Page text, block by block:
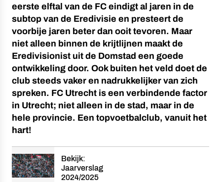
eerste elftal van de FC eindigt al jaren in de
subtop van de Eredivisie en presteert de
voorbije jaren beter dan ooit tevoren. Maar
niet alleen binnen de krijtlijnen maakt de
Eredivisionist uit de Domstad een goede
ontwikkeling door. Ook buiten het veld doet de
club steeds vaker en nadrukkelijker van zich
spreken. FC Utrecht is een verbindende factor
in Utrecht; niet alleen in de stad, maar in de
hele provincie. Een topvoetbalclub, vanuit het
hart!
Bekijk:
Jaarverslag
2024/2025